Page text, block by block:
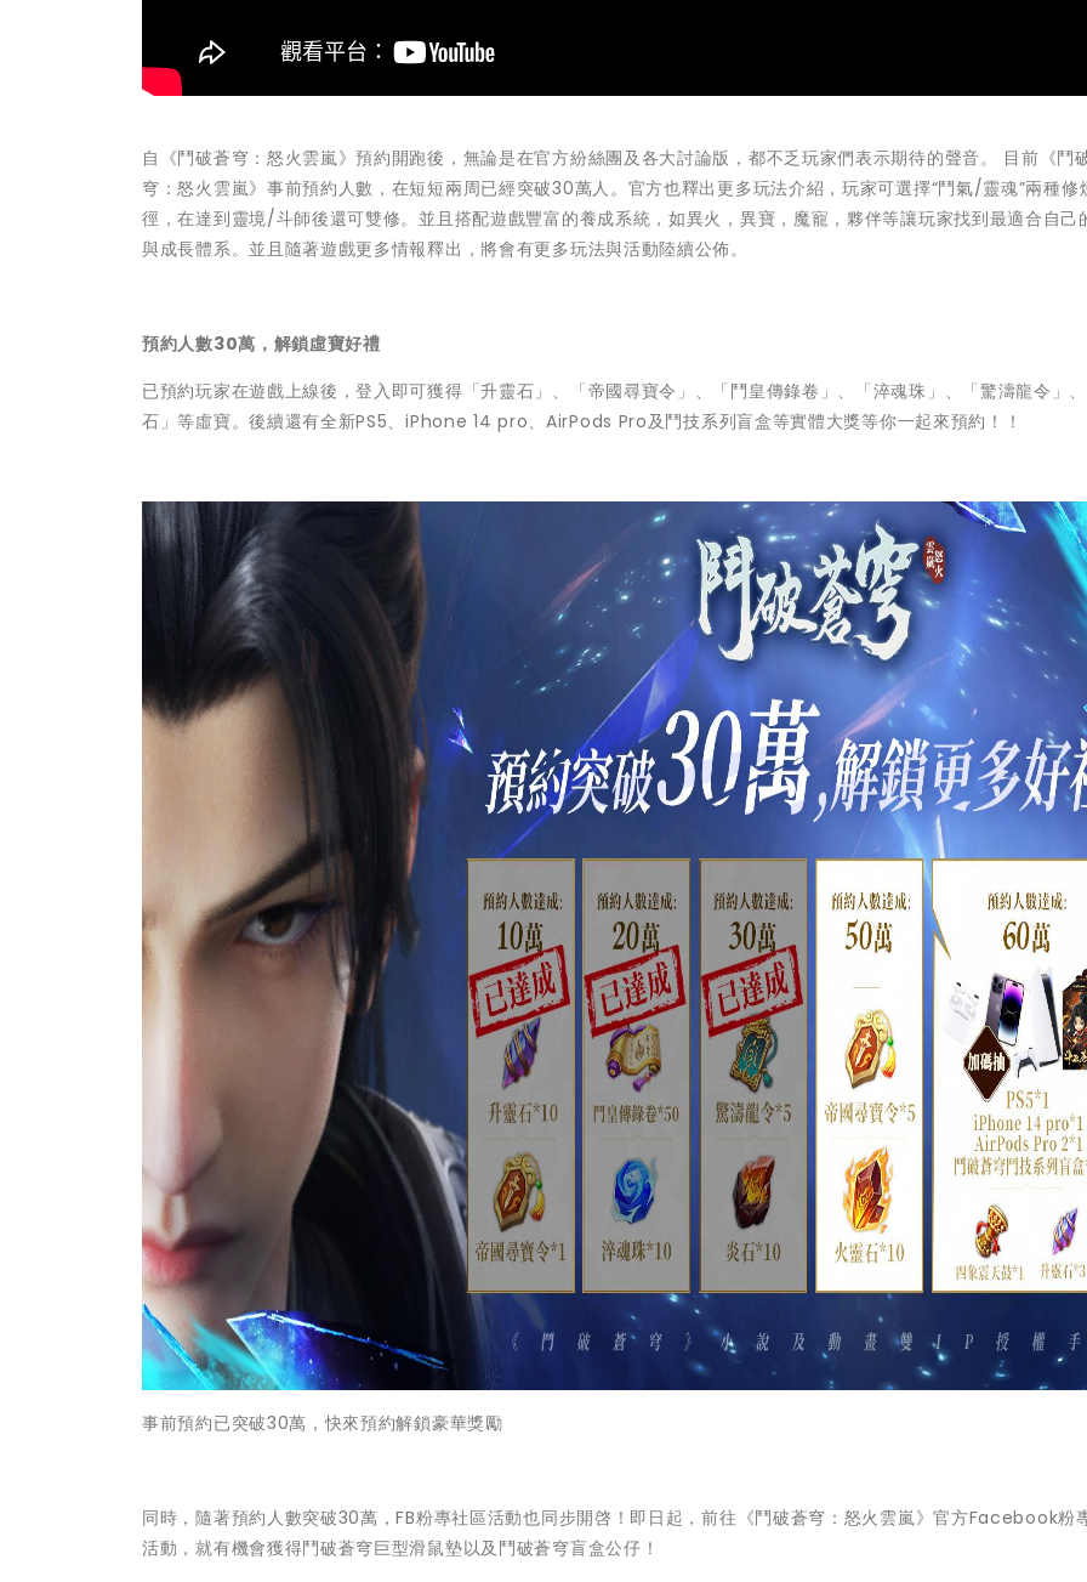
自《鬥破蒼穹：怒火雲嵐》預約開跑後，無論是在官方紛絲團及各大討論版，都不乏玩家們表示期待的聲音。 目前《鬥
穹：怒火雲嵐》事前預約人數，在短短兩周已經突破30萬人。官方也釋出更多玩法介紹，玩家可選擇“鬥氣/靈魂”兩種修
徑，在達到靈境/斗師後還可雙修。並且搭配遊戲豐富的養成系統，如異火，異寶，魔寵，夥伴等讓玩家找到最適合自己
與成長體系。並且隨著遊戲更多情報釋出，將會有更多玩法與活動陸續公佈。
預約人數30萬，解鎖虛寶好禮
已預約玩家在遊戲上線後，登入即可獲得「升靈石」、「帝國尋寶令」、「鬥皇傳錄卷」、「淬魂珠」、「驚濤龍令」
石」等虛寶。後續還有全新PS5、iPhone 14 pro、AirPods Pro及鬥技系列盲盒等實體大獎等你一起來預約！！
事前預約已突破30萬，快來預約解鎖豪華獎勵
同時，隨著預約人數突破30萬，FB粉專社區活動也同步開啓！即日起，前往《鬥破蒼穹：怒火雲嵐》官方Facebook粉
活動，就有機會獲得鬥破蒼穹巨型滑鼠墊以及鬥破蒼穹盲盒公仔！